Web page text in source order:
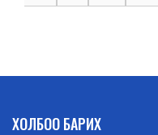
ХОЛБОО БАРИХ